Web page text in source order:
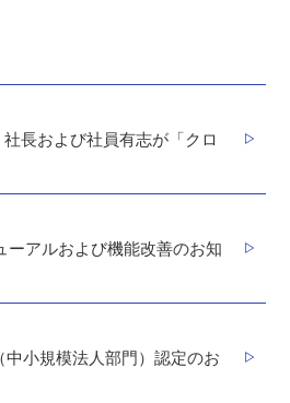
社長および社員有志が「クロ
ーアルおよび機能改善のお知
小規模法人部門）認定のお